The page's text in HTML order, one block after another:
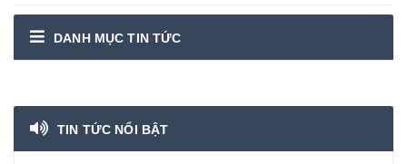
DANH MỤC TIN TỨC
TIN TỨC NỔI BẬT